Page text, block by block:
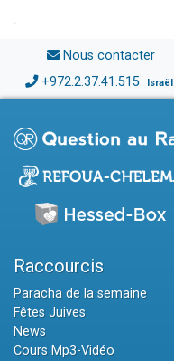
Nous contacter
+972.2.37.41.515 Israël
Raccourcis
Paracha de la semaine
Fêtes Juives
News
Cours Mp3-Vidéo